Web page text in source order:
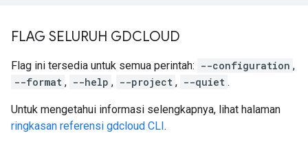
FLAG SELURUH GDCLOUD
Flag ini tersedia untuk semua perintah: --configuration ,
--format , --help , --project , --quiet .
Untuk mengetahui informasi selengkapnya, lihat halaman
ringkasan referensi gdcloud CLI.